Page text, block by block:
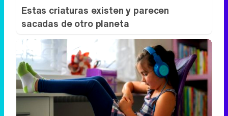
Estas criaturas existen y parecen
sacadas de otro planeta